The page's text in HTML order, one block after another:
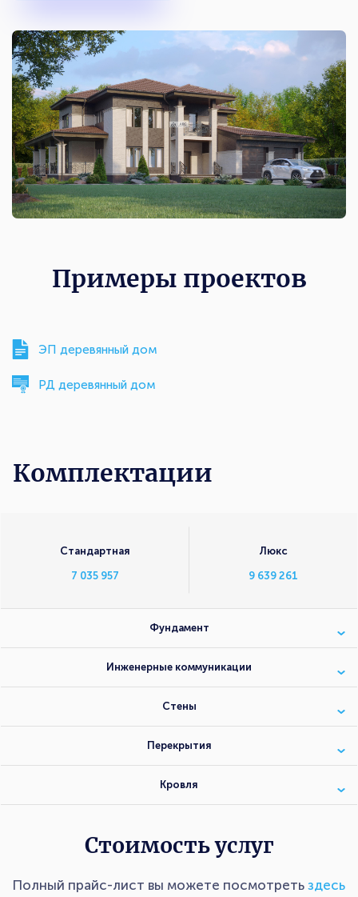
Примеры проектов
ЭП деревянный дом
РД деревянный дом
Комплектации
Стандартная
7 035 957
Люкс
9 639 261
Фундамент
Инженерные коммуникации
Стены
Перекрытия
Кровля
Стоимость услуг
Полный прайс-лист вы можете посмотреть здесь